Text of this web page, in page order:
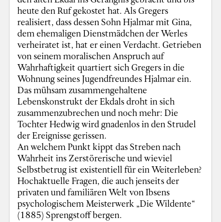
heute den Ruf gekostet hat. Als Gregers
realisiert, dass dessen Sohn Hjalmar mit Gina,
dem ehemaligen Dienstmädchen der Werles
verheiratet ist, hat er einen Verdacht. Getrieben
von seinem moralischen Anspruch auf
Wahrhaftigkeit quartiert sich Gregers in die
Wohnung seines Jugendfreundes Hjalmar ein.
Das mühsam zusammengehaltene
Lebenskonstrukt der Ekdals droht in sich
zusammenzubrechen und noch mehr: Die
Tochter Hedwig wird gnadenlos in den Strudel
der Ereignisse gerissen.
An welchem Punkt kippt das Streben nach
Wahrheit ins Zerstörerische und wieviel
Selbstbetrug ist existentiell für ein Weiterleben?
Hochaktuelle Fragen, die auch jenseits der
privaten und familiären Welt von Ibsens
psychologischem Meisterwerk „Die Wildente“
(1885) Sprengstoff bergen.